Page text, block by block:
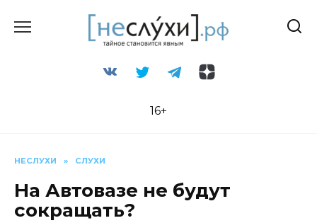
16+
НЕСЛУХИ » СЛУХИ
На Автовазе не будут
сокращать?